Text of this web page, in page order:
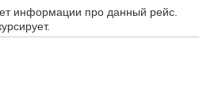
информации про данный рейс.